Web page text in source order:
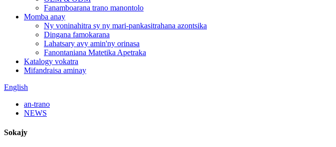
Fanamboarana trano manontolo
Momba anay
Ny voninahitra sy ny mari-pankasitrahana azontsika
Dingana famokarana
Lahatsary avy amin'ny orinasa
Fanontaniana Matetika Apetraka
Katalogy vokatra
Mifandraisa aminay
English
an-trano
NEWS
Sokajy